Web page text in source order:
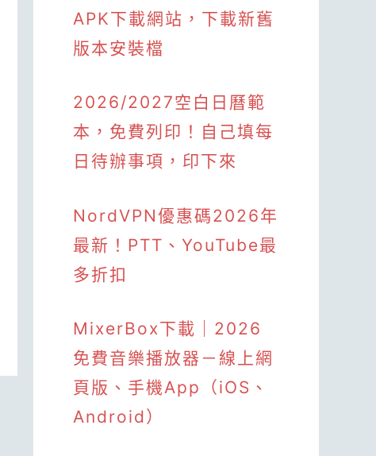
APK下載網站，下載新舊
版本安裝檔
2026/2027空白日曆範
本，免費列印！自己填每
日待辦事項，印下來
NordVPN優惠碼2026年
最新！PTT、YouTube最
多折扣
MixerBox下載｜2026
免費音樂播放器－線上網
頁版、手機App（iOS、
Android）